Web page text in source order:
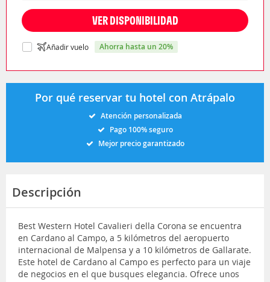
VER DISPONIBILIDAD
Añadir vuelo ahorra hasta un 20%
Por qué reservar tu hotel con Atrápalo
Atención personalizada
Pago 100% seguro
Mejor precio garantizado
Descripción
Best Western Hotel Cavalieri della Corona se encuentra
en Cardano al Campo, a 5 kilómetros del aeropuerto
internacional de Malpensa y a 10 kilómetros de Gallarate.
Este hotel de Cardano al Campo es perfecto para un viaje
de negocios en el que busques elegancia. Ofrece unos